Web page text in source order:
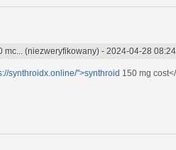
mc... (niezweryfikowany) - 2024-04-28 08:24
synthroidx.online/">synthroid 150 mg